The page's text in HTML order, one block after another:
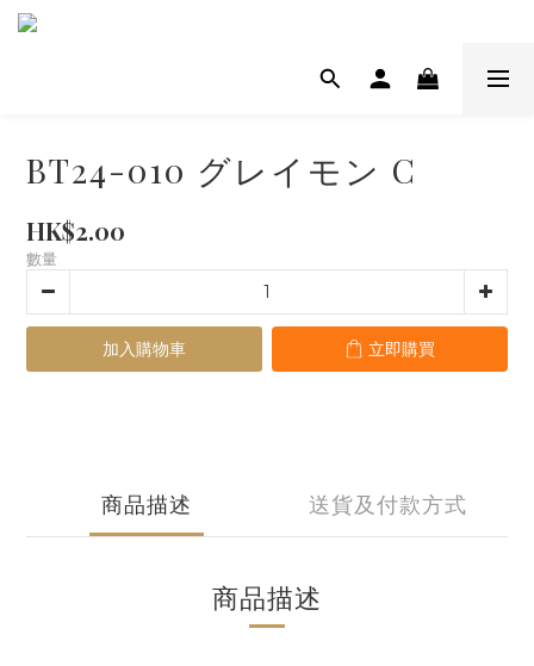
BT24-010 グレイモン C
HK$2.00
數量
加入購物車 立即購買
商品描述 送貨及付款方式
商品描述